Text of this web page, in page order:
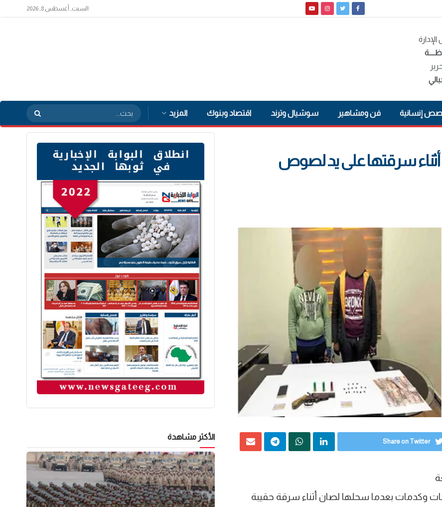
السبت, أغسطس 8, 2026
إنسانية فن ومشاهير سوشيال وترند اقتصاد وبنوك المزيد
سرقتها على يد لصوص
Share on Twitter
وكدمات بعدما سحلها لصان أثناء سرقة حقيبة
الأكثر مشاهدة